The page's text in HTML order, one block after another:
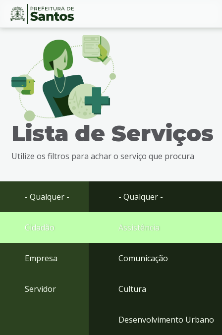
Ir
busca
Ir
rodapé
Conteúdo
Lista de Serviços
Utilize os filtros para achar o serviço que procura
- Qualquer -
Cidadão
Empresa
Servidor
- Qualquer -
Assistência
Comunicação
Cultura
Desenvolvimento Urbano